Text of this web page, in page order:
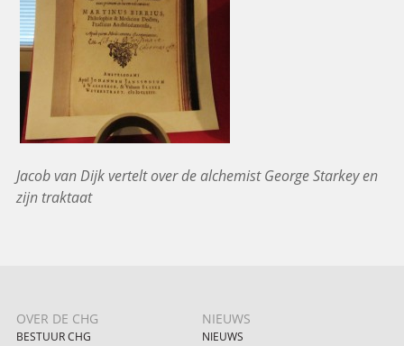
Jacob van Dijk vertelt over de alchemist George Starkey en
zijn traktaat
OVER DE CHG
BESTUUR CHG
NIEUWS
NIEUWS